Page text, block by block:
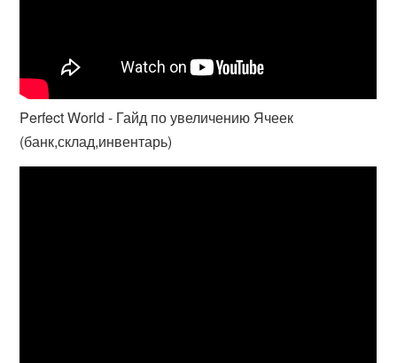
Perfect World - Гайд по увеличению Ячеек
(банк,склад,инвентарь)